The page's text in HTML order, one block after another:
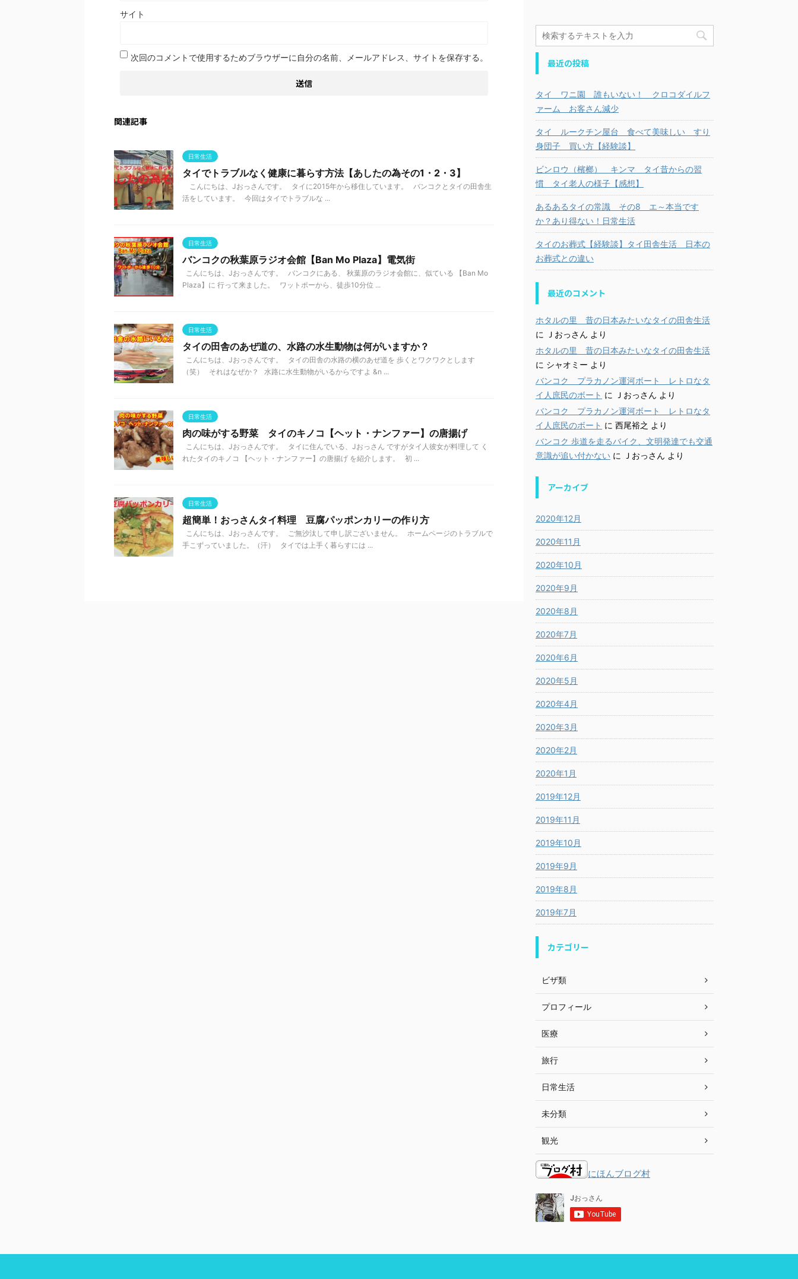
サイト
次回のコメントで使用するためブラウザーに自分の名前、メールアドレス、サイトを保存する。
関連記事
日常生活
タイでトラブルなく健康に暮らす方法【あしたの為その1・2・3】
こんにちは、Jおっさんです。 タイに2015年から移住しています。 バンコクとタイの田舎生
活をしています。 今回はタイでトラブルな ...
日常生活
バンコクの秋葉原ラジオ会館【Ban Mo Plaza】電気街
こんにちは、Jおっさんです。 バンコクにある、 秋葉原のラジオ会館に、似ている 【Ban Mo
Plaza】に 行って来ました。 ワットポーから、徒歩10分位 ...
日常生活
タイの田舎のあぜ道の、水路の水生動物は何がいますか？
こんにちは、Jおっさんです。 タイの田舎の水路の横のあぜ道を 歩くとワクワクとします
（笑） それはなぜか？ 水路に水生動物がいるからですよ &n ...
日常生活
肉の味がする野菜 タイのキノコ【ヘット・ナンファー】の唐揚げ
こんにちは、Jおっさんです。 タイに住んでいる、Jおっさん ですがタイ人彼女が料理して く
れたタイのキノコ 【ヘット・ナンファー】の唐揚げ を紹介します。 初 ...
日常生活
超簡単！おっさんタイ料理 豆腐パッポンカリーの作り方
こんにちは、Jおっさんです。 ご無沙汰して申し訳ございません。 ホームページのトラブルで
手こずっていました。（汗） タイでは上手く暮らすには ...
最近の投稿
タイ ワニ園 誰もいない！ クロコダイルフ
ァーム お客さん減少
タイ ルークチン屋台 食べて美味しい すり
身団子 買い方【経験談】
ビンロウ（檳榔） キンマ タイ昔からの習
慣 タイ老人の様子【感想】
あるあるタイの常識 その8 エ～本当です
か？あり得ない！日常生活
タイのお葬式【経験談】タイ田舎生活 日本の
お葬式との違い
最近のコメント
ホタルの里 昔の日本みたいなタイの田舎生活
に
Ｊおっさん より
ホタルの里 昔の日本みたいなタイの田舎生活
に シャオミー より
バンコク プラカノン運河ボート レトロなタ
イ人庶民のボート に Ｊおっさん より
バンコク プラカノン運河ボート レトロなタ
イ人庶民のボート に 西尾裕之 より
バンコク 歩道を走るバイク、文明発達でも交通
意識が追い付かない に Ｊおっさん より
アーカイブ
2020年12月
2020年11月
2020年10月
2020年9月
2020年8月
2020年7月
2020年6月
2020年5月
2020年4月
2020年3月
2020年2月
2020年1月
2019年12月
2019年11月
2019年10月
2019年9月
2019年8月
2019年7月
カテゴリー
ビザ類
プロフィール
医療
旅行
日常生活
未分類
観光
にほんブログ村